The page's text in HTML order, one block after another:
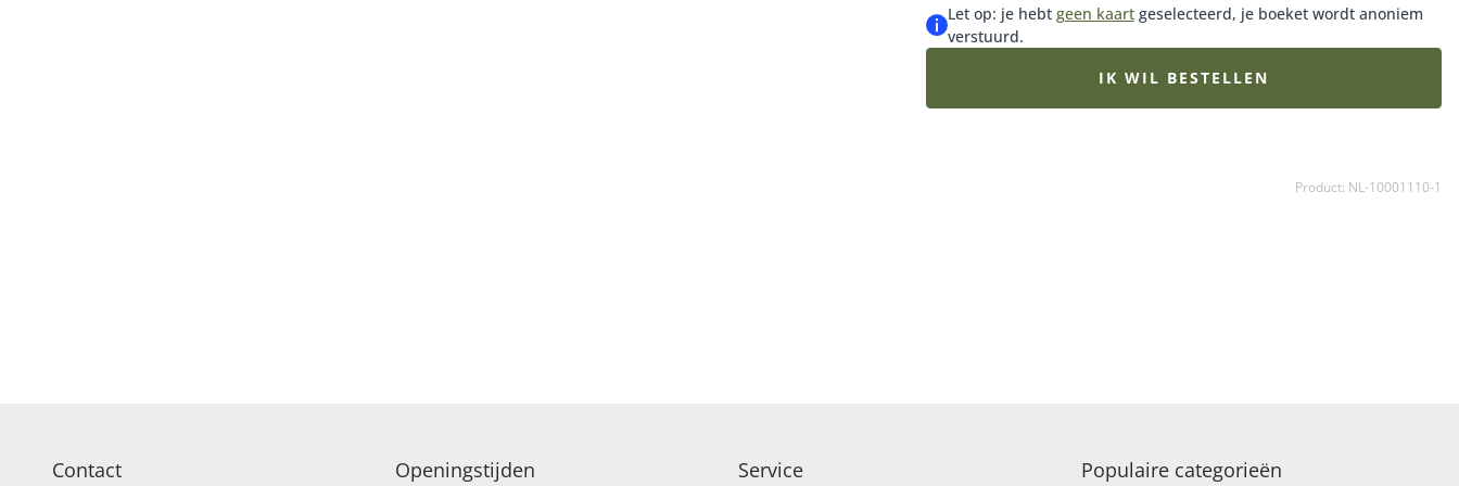
Let op: je hebt geen kaartgeselecteerd, je boeket wordt anoniem
verstuurd.
IK WIL BESTELLEN
Product: NL-10001110-1
Contact Openingstijden Service Populaire categorieën